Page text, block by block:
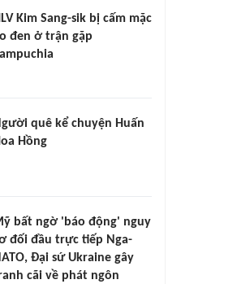
Kim Sang-sik bị cấm mặc
đen ở trận gặp
quê kể chuyện Huấn
Hồng
bất ngờ 'báo động' nguy
đối đầu trực tiếp Nga-
Đại sứ Ukraine gây
cãi về phát ngôn